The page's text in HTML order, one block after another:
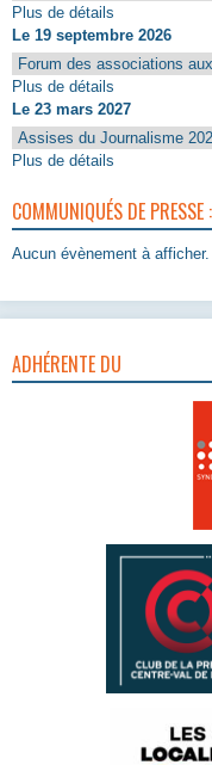
Plus de détails
Le 19 septembre 2026
Forum des associations
Plus de détails
Le 23 mars 2027
Assises du Journalisme
Plus de détails
COMMUNIQUÉS DE PRESSE :
Aucun évènement à afficher.
ADHÉRENTE DU